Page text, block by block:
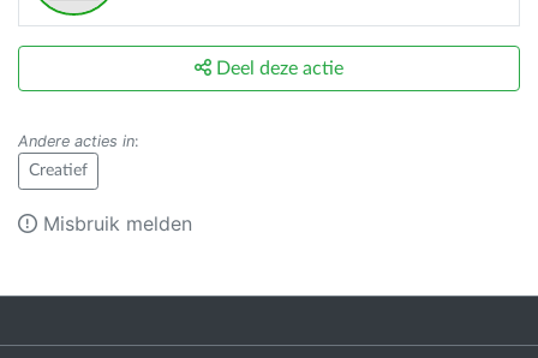
Deel deze actie
Andere acties in:
Creatief
Misbruik melden